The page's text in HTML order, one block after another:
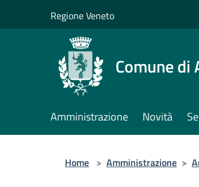
Regione Veneto
Comune di
Amministrazione Novità
Home > Amministrazione >